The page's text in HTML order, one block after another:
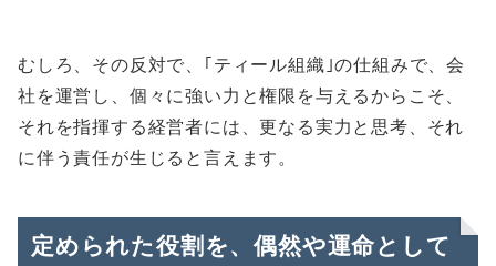
むしろ、その反対で、｢ティール組織｣の仕組みで、会
社を運営し、個々に強い力と権限を与えるからこそ、
それを指揮する経営者には、更なる実力と思考、それ
に伴う責任が生じると言えます。
定められた役割を、偶然や運命として